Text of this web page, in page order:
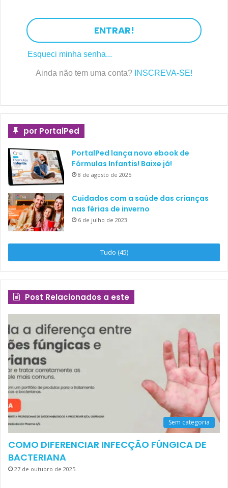
ENTRAR!
Esqueci minha senha...
Ainda não tem uma conta? INSCREVA-SE!
por PortalPed
PortalPed lança novo ebook de
Fórmulas Infantis! Baixe já!
8 de agosto de 2025
Cuidados com a saúde das crianças
nas férias de inverno
6 de julho de 2023
Tudo (45)
Post Relacionados a este
Sem categoria
COMO DIFERENCIAR INFECÇÃO FÚNGICA DE
BACTERIANA
27 de outubro de 2025